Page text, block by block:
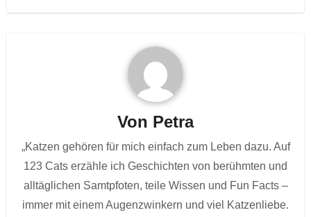
Von Petra
„Katzen gehören für mich einfach zum Leben dazu. Auf
123 Cats erzähle ich Geschichten von berühmten und
alltäglichen Samtpfoten, teile Wissen und Fun Facts –
immer mit einem Augenzwinkern und viel Katzenliebe.